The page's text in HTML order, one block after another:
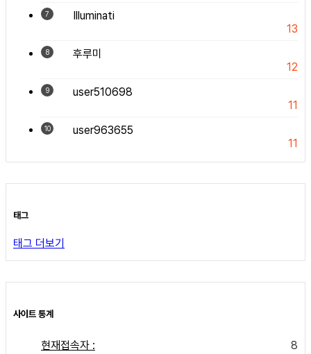
7
Illuminati
13
8
후루미
12
9
user510698
11
10
user963655
11
태그
태그 더보기
사이트 통계
현재접속자 :
8